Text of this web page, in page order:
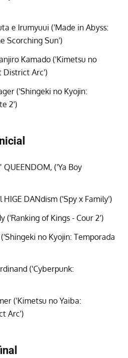
e Irumyuui ('Made in Abyss:
Scorching Sun')
Kamado ('Kimetsu no
District Arc')
('Shingeki no Kyojin:
2')
QUEENDOM, ('Ya Boy
DANdism ('Spy x Family')
('Ranking of Kings - Cour 2')
no Kyojin: Temporada
('Cyberpunk:
('Kimetsu no Yaiba:
Arc')